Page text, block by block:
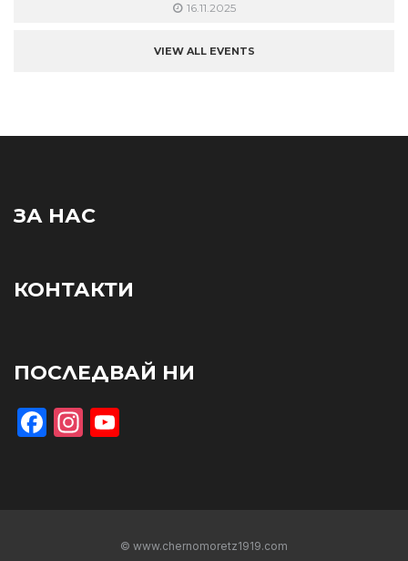
16.11.2025
VIEW ALL EVENTS
ЗА НАС
КОНТАКТИ
ПОСЛЕДВАЙ НИ
Facebook
Instagram
© www.chernomoretz1919.com